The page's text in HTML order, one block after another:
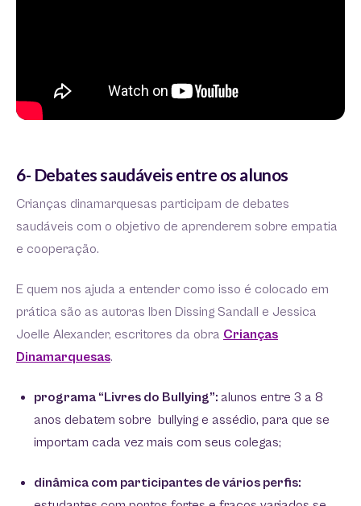
6- Debates saudáveis entre os alunos
Crianças dinamarquesas participam de debates
saudáveis com o objetivo de aprenderem sobre empatia
e cooperação.
E quem nos ajuda a entender como isso é colocado em
prática são as autoras Iben Dissing Sandall e Jessica
Joelle Alexander, escritores da obra Crianças
Dinamarquesas.
programa “Livres do Bullying”: alunos entre 3 a 8
anos debatem sobre bullying e assédio, para que se
importam cada vez mais com seus colegas;
dinâmica com participantes de vários perfis: